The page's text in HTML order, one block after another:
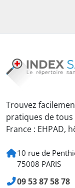
Trouvez
pratiques de tous
France : EHPAD,
10 rue de
75008 PARIS
09 53 87 58 78